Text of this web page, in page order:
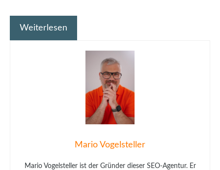
Weiterlesen
Mario Vogelsteller
Mario Vogelsteller ist der Gründer dieser SEO-Agentur. Er